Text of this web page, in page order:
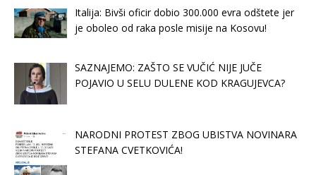
Italija: Bivši oficir dobio 300.000 evra odštete jer
je oboleo od raka posle misije na Kosovu!
SAZNAJEMO: ZAŠTO SE VUČIĆ NIJE JUČE
POJAVIO U SELU DULENE KOD KRAGUJEVCA?
NARODNI PROTEST ZBOG UBISTVA NOVINARA
STEFANA CVETKOVIĆA!